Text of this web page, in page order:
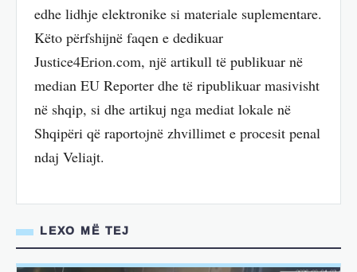
edhe lidhje elektronike si materiale suplementare.
Këto përfshijnë faqen e dedikuar
Justice4Erion.com, një artikull të publikuar në
median EU Reporter dhe të ripublikuar masivisht
në shqip, si dhe artikuj nga mediat lokale në
Shqipëri që raportojnë zhvillimet e procesit penal
ndaj Veliajt.
LEXO MË TEJ